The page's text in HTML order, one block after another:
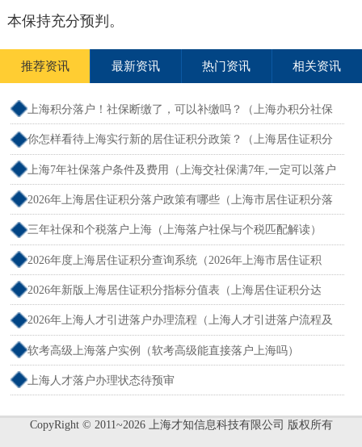
本保持充分预判。
推荐资讯 最新资讯 热门资讯 相关资讯
上海积分落户！社保断缴了，可以补缴吗？（上海办积分社保
断交需要重新计算吗）
你怎样看待上海实行新的居住证积分政策？（上海居住证积分
新规）
上海7年社保落户条件及费用（上海交社保满7年,一定可以落户
吗？）
2026年上海居住证积分落户政策有哪些（上海市居住证积分落
户政策2026年）
三年社保和个税落户上海（上海落户社保与个税匹配解读）
2026年度上海居住证积分查询系统（2026年上海市居住证积
分）
2026年新版上海居住证积分指标分值表（上海居住证积分达
标）
2026年上海人才引进落户办理流程（上海人才引进落户流程及
所需时间）
软考高级上海落户实例（软考高级能直接落户上海吗）
上海人才落户办理状态待预审
CopyRight © 2011~2026 上海才知信息科技有限公司 版权所有